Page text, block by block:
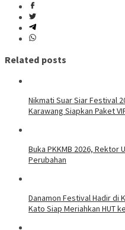
Related posts
Nikmati Suar Siar Festival
Karawang Siapkan Paket
Buka PKKMB 2026, Rektor
Perubahan
Danamon Festival Hadir di
Kato Siap Meriahkan HUT